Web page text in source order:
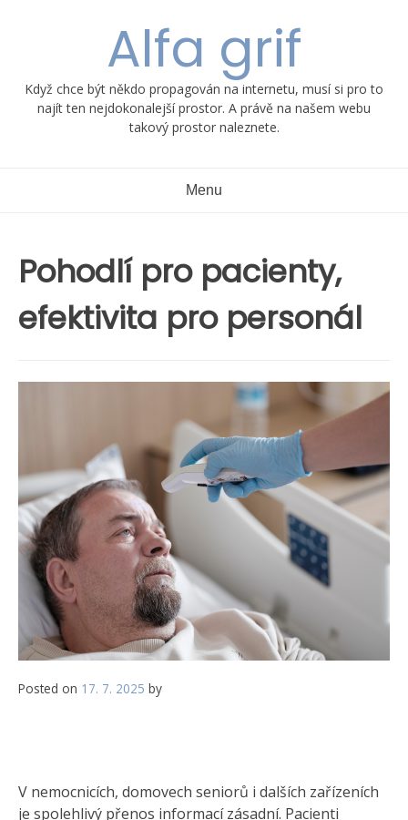
Alfa grif
Když chce být někdo propagován na internetu, musí si pro to
najít ten nejdokonalejší prostor. A právě na našem webu
takový prostor naleznete.
Menu
Pohodlí pro pacienty,
efektivita pro personál
Posted on 17. 7. 2025 by
V nemocnicích, domovech seniorů i dalších zařízeních
je spolehlivý přenos informací zásadní. Pacienti